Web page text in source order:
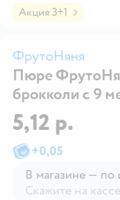
Акция 3+1
ФрутоНяня
Пюре
брокколи с 9
5,12 р.
+0,05
В магазине — по
Скажите на